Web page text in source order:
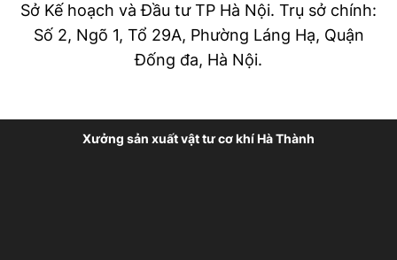
Sở Kế hoạch và Đầu tư TP Hà Nội. Trụ sở chính:
Số 2, Ngõ 1, Tổ 29A, Phường Láng Hạ, Quận
Đống đa, Hà Nội.
Xưởng sản xuất vật tư cơ khí Hà Thành